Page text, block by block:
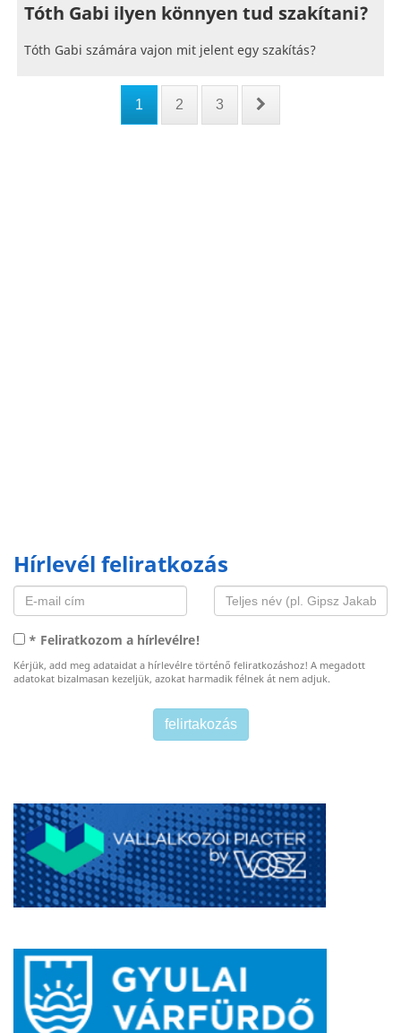
Tóth Gabi ilyen könnyen tud szakítani?
Tóth Gabi számára vajon mit jelent egy szakítás?
1 2 3
Hírlevél feliratkozás
* Feliratkozom a hírlevélre!
Kérjük, add meg adataidat a hírlevélre történő feliratkozáshoz! A megadott
adatokat bizalmasan kezeljük, azokat harmadik félnek át nem adjuk.